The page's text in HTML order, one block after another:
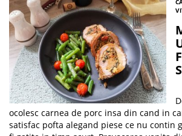
ocolesc carnea de porc insa din cand in
satisfac pofta alegand piese ce nu contin